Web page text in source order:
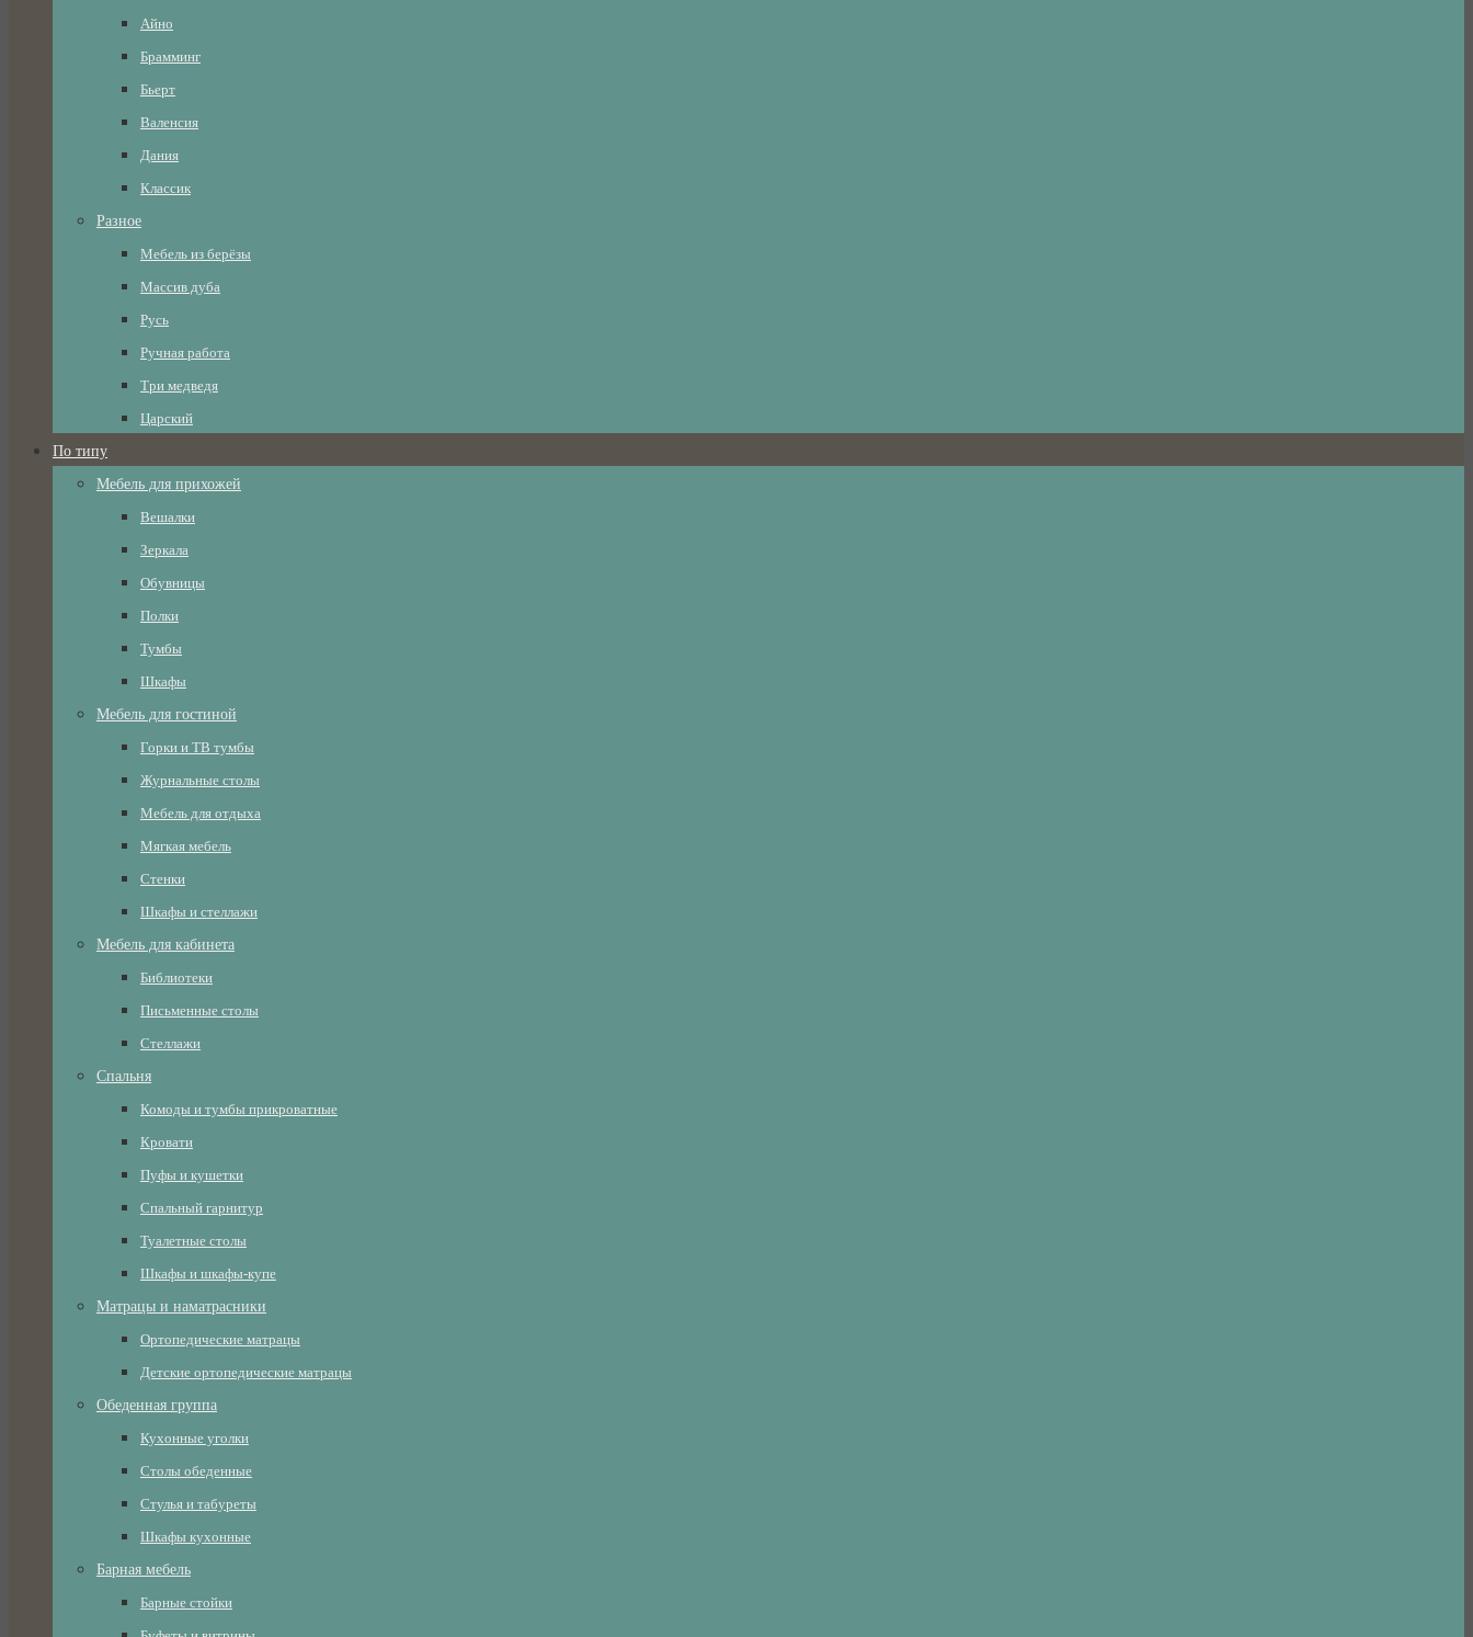
Айно
Брамминг
Бьерт
Валенсия
Дания
Классик
Разное
Мебель из берёзы
Массив дуба
Русь
Ручная работа
Три медведя
Царский
По типу
Мебель для прихожей
Вешалки
Зеркала
Обувницы
Полки
Тумбы
Шкафы
Мебель для гостиной
Горки и ТВ тумбы
Журнальные столы
Мебель для отдыха
Мягкая мебель
Стенки
Шкафы и стеллажи
Мебель для кабинета
Библиотеки
Письменные столы
Стеллажи
Спальня
Комоды и тумбы прикроватные
Кровати
Пуфы и кушетки
Спальный гарнитур
Туалетные столы
Шкафы и шкафы-купе
Матрацы и наматрасники
Ортопедические матрацы
Детские ортопедические матрацы
Обеденная группа
Кухонные уголки
Столы обеденные
Стулья и табуреты
Шкафы кухонные
Барная мебель
Барные стойки